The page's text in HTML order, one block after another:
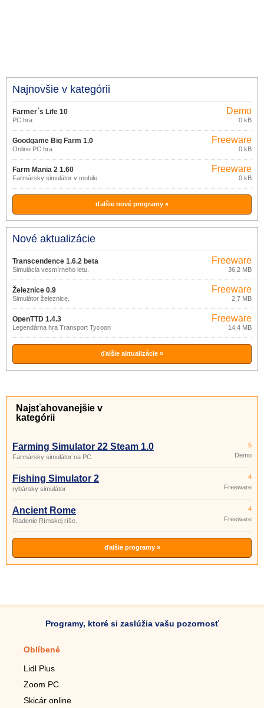
Najnovšie v kategórii
Farmer´s Life 10
PC hra
Demo
0 kB
Goodgame Big Farm 1.0
Online PC hra
Freeware
0 kB
Farm Mania 2 1.60
Farmársky simulátor v mobile
Freeware
0 kB
ďalšie nové programy »
Nové aktualizácie
Transcendence 1.6.2 beta
Simulácia vesmírneho letu.
Freeware
36,2 MB
Železnice 0.9
Simulátor železnice.
Freeware
2,7 MB
OpenTTD 1.4.3
Legendárna hra Transport Tycoon
Deluxe s množstvom vylepšení.
Freeware
14,4 MB
ďalšie aktualizácie »
Najsťahovanejšie v
kategórii
Farming Simulator 22 Steam 1.0
Farmársky simulátor na PC
5
Demo
Fishing Simulator 2
rybársky simulátor
4
Freeware
Ancient Rome
Riadenie Rímskej ríše.
4
Freeware
ďalšie programy »
Programy, ktoré si zaslúžia vašu pozornosť
Oblíbené
Lidl Plus
Zoom PC
Skicár online